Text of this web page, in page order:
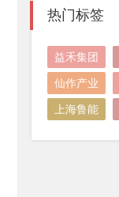
热门标签
益禾集团
仙作产业
上海鲁能